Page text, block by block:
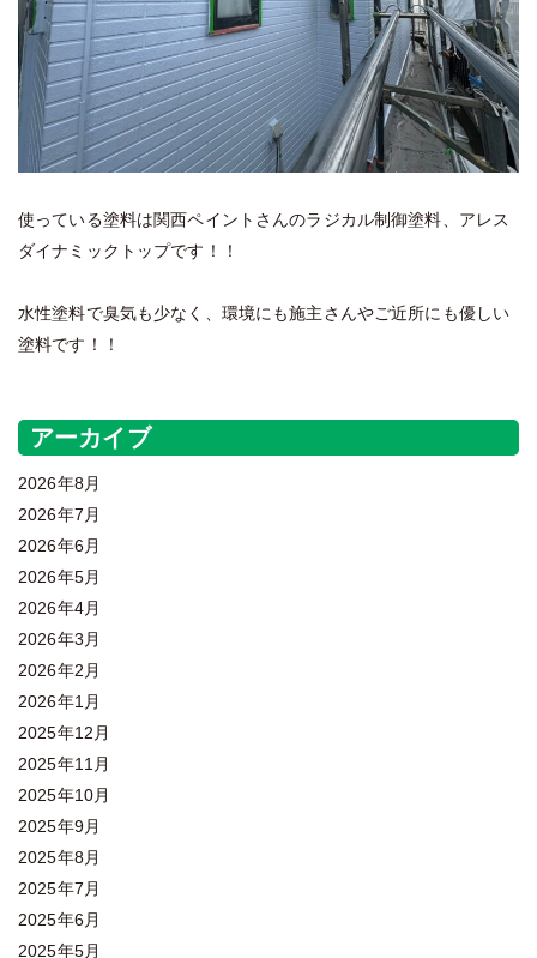
使っている塗料は関西ペイントさんのラジカル制御塗料、アレス
ダイナミックトップです！！
水性塗料で臭気も少なく、環境にも施主さんやご近所にも優しい
塗料です！！
アーカイブ
2026年8月
2026年7月
2026年6月
2026年5月
2026年4月
2026年3月
2026年2月
2026年1月
2025年12月
2025年11月
2025年10月
2025年9月
2025年8月
2025年7月
2025年6月
2025年5月